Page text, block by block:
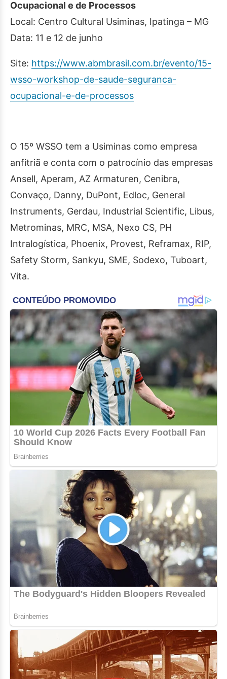
Ocupacional e de Processos
Local: Centro Cultural Usiminas, Ipatinga – MG
Data: 11 e 12 de junho
Site: https://www.abmbrasil.com.br/evento/15-
wsso-workshop-de-saude-seguranca-
ocupacional-e-de-processos
O 15º WSSO tem a Usiminas como empresa
anfitriã e conta com o patrocínio das empresas
Ansell, Aperam, AZ Armaturen, Cenibra,
Convaço, Danny, DuPont, Edloc, General
Instruments, Gerdau, Industrial Scientific, Libus,
Metrominas, MRC, MSA, Nexo CS, PH
Intralogística, Phoenix, Provest, Reframax, RIP,
Safety Storm, Sankyu, SME, Sodexo, Tuboart,
Vita.